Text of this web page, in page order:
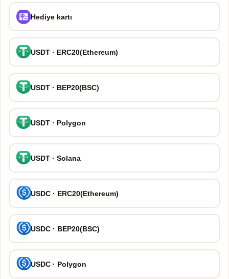
Hediye kartı
USDT · ERC20(Ethereum)
USDT · BEP20(BSC)
USDT · Polygon
USDT · Solana
USDC · ERC20(Ethereum)
USDC · BEP20(BSC)
USDC · Polygon